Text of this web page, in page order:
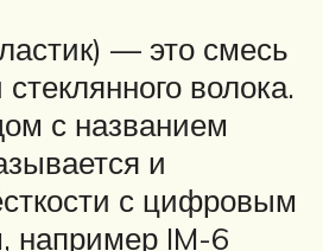
— это смесь
волока.
с названием
и
с цифровым
например IM-6